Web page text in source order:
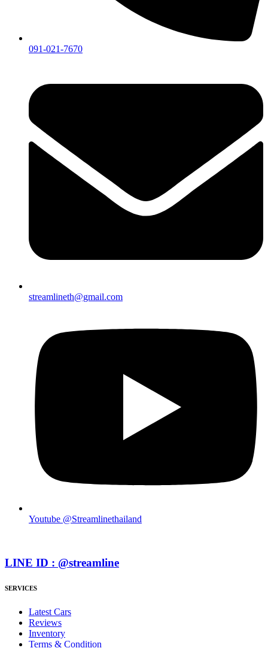
091-021-7670
streamlineth@gmail.com
Youtube @Streamlinethailand
LINE ID : @streamline
SERVICES
Latest Cars
Reviews
Inventory
Terms & Condition